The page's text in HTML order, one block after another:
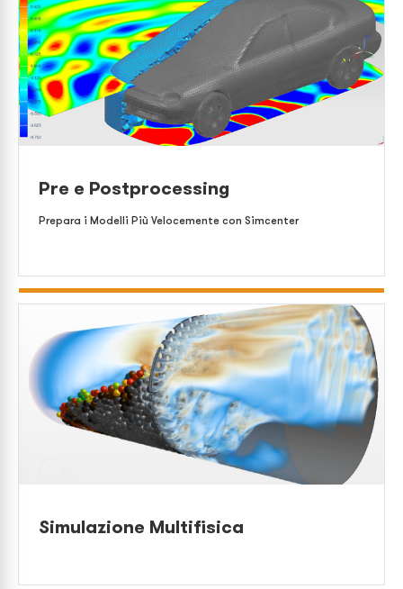
Pre e Postprocessing
Prepara i Modelli Più Velocemente con Simcenter
Simulazione Multifisica